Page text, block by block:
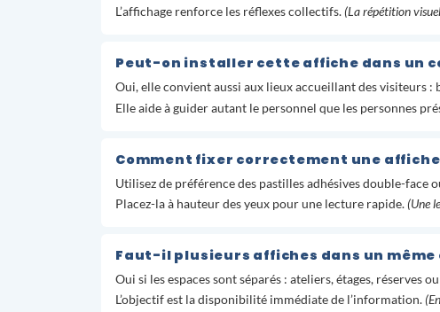
L’affichage renforce les réflexes collectifs.(La répétition
Peut-on installer cette affiche dans un
Oui, elle convient aussi aux lieux accueillant des visiteurs
Elle aide à guider autant le personnel que les personnes
Comment fixer correctement une
Utilisez de préférence des pastilles adhésives double-face
Placez-la à hauteur des yeux pour une lecture rapide.(Une
Faut-il plusieurs affiches dans un
Oui si les espaces sont séparés : ateliers, étages, réserves
L’objectif est la disponibilité immédiate de l’information.